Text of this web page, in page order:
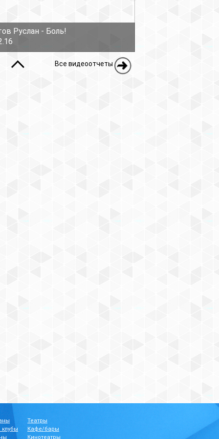
Руслан - Боль!
Все видеоотчеты
Театры
Кафе/бары
Кинотеатры